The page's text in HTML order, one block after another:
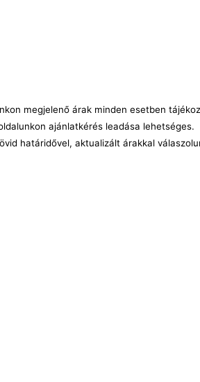
megjelenő árak minden esetben
ajánlatkérés leadása lehetséges.
határidővel, aktualizált árakkal